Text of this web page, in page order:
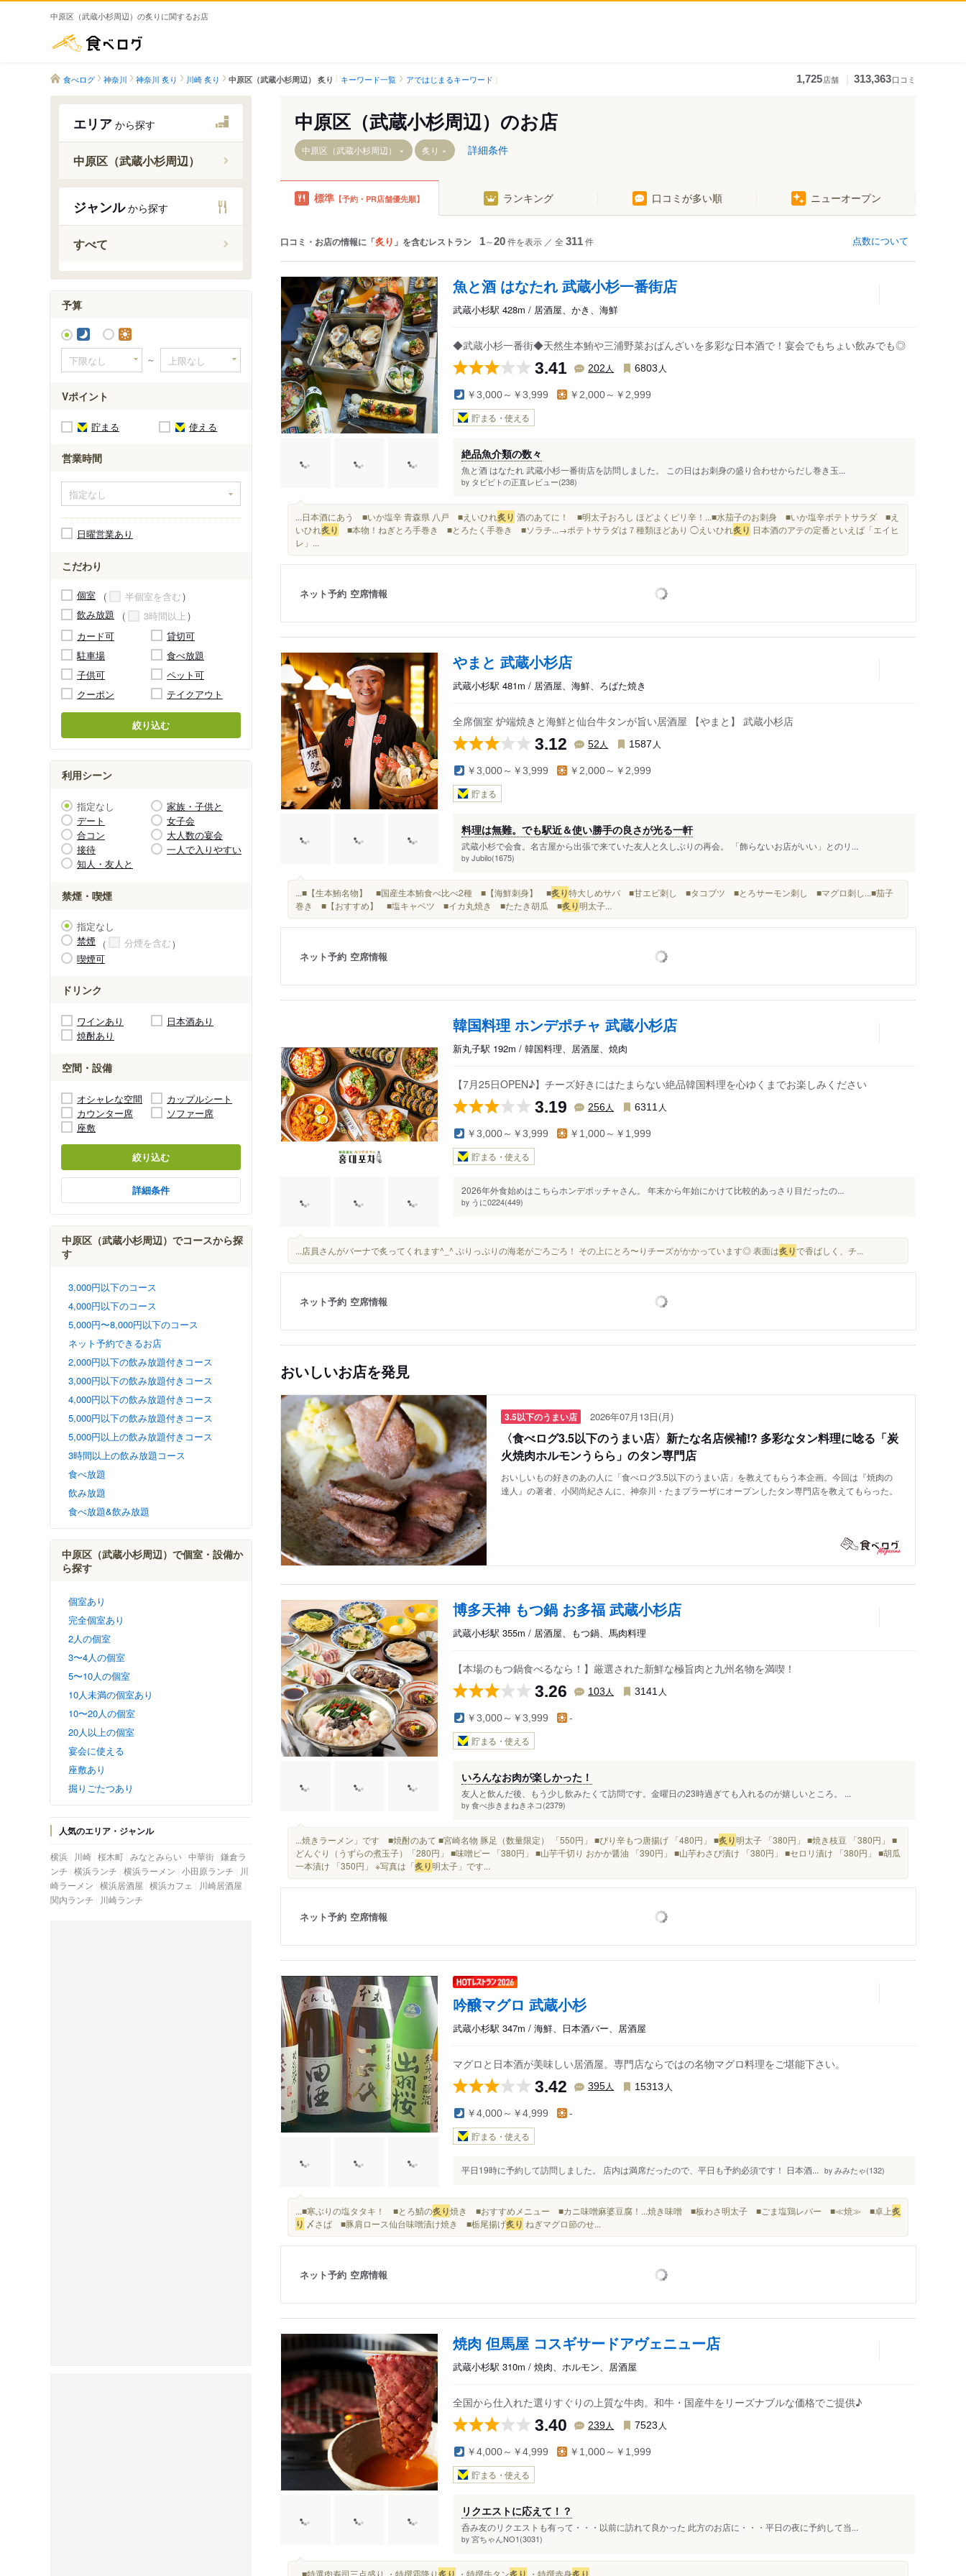
中原区（武蔵小杉周辺）の炙りに関するお店
食べログ 神奈川 神奈川 炙り 川崎 炙り 中原区（武蔵小杉周辺） 炙り キーワード一覧 アではじまるキーワード 1,725店舗 313,363口コミ
エリア から探す
中原区（武蔵小杉周辺）
新丸子駅
元住吉駅
ジャンルから探す
すべて
予算
～
Vポイント
貯まる 使える
営業時間
日曜営業あり
こだわり
個室
半個室を含む
飲み放題
3時間以上
カード可
貸切可
駐車場
食べ放題
子供可
ペット可
クーポン
テイクアウト
絞り込む
利用シーン
指定なし
家族・子供と
デート
女子会
合コン
大人数の宴会
接待
一人で入りやすい
知人・友人と
禁煙・喫煙
指定なし
禁煙
分煙を含む
喫煙可
ドリンク
ワインあり
日本酒あり
焼酎あり
空間・設備
オシャレな空間
カップルシート
カウンター席
ソファー席
座敷
絞り込む
詳細条件
中原区（武蔵小杉周辺）でコースから探
す
3,000円以下のコース
4,000円以下のコース
5,000円〜8,000円以下のコース
ネット予約できるお店
2,000円以下の飲み放題付きコース
3,000円以下の飲み放題付きコース
4,000円以下の飲み放題付きコース
5,000円以下の飲み放題付きコース
5,000円以上の飲み放題付きコース
3時間以上の飲み放題コース
食べ放題
飲み放題
食べ放題&飲み放題
中原区（武蔵小杉周辺）で個室・設備か
ら探す
個室あり
完全個室あり
2人の個室
3〜4人の個室
5〜10人の個室
10人未満の個室あり
10〜20人の個室
20人以上の個室
宴会に使える
座敷あり
掘りごたつあり
人気のエリア・ジャンル
横浜 川崎 桜木町 みなとみらい 中華街 鎌倉ラ
ンチ 横浜ランチ 横浜ラーメン 小田原ランチ
川
崎ラーメン 横浜居酒屋 横浜カフェ
川崎居酒屋
関内ランチ
川崎ランチ
中原区（武蔵小杉周辺）のお店
中原区（武蔵小杉周辺） 炙り 詳細条件
標準 【予約・PR店舗優先順】 ランキング 口コミが多い順 ニューオープン
口コミ・お店の情報に「炙り 」を含むレストラン 1～20件を表示 ／ 全 311件 点数について
魚と酒 はなたれ 武蔵小杉一番街店
武蔵小杉駅 428m / 居酒屋、かき、海鮮
◆武蔵小杉一番街◆天然生本鮪や三浦野菜おばんざいを多彩な日本酒で！宴会でもちょい飲みでも◎
3.41 202 人 6803 人
￥3,000～￥3,999 ￥2,000～￥2,999
貯まる・使える
絶品魚介類の数々
魚と酒 はなたれ 武蔵小杉一番街店を訪問しました。 この日はお刺身の盛り合わせからだし巻き玉...
by タビビトの正直レビュー(238)
...日本酒にあう ■いか塩辛 青森県 八戸 ■えいひれ炙り 酒のあてに！ ■明太子おろし ほどよくピリ辛！...■水茄子のお刺身 ■いか塩辛ポテトサラダ ■え
いひれ炙り ■本物！ねぎとろ手巻き ■とろたく手巻き ■ソラチ...→ポテトサラダは７種類ほどあり ◯えいひれ炙り 日本酒のアテの定番といえば「エイヒ
レ」...
ネット予約 空席情報
やまと 武蔵小杉店
武蔵小杉駅 481m / 居酒屋、海鮮、ろばた焼き
全席個室 炉端焼きと海鮮と仙台牛タンが旨い居酒屋 【やまと】 武蔵小杉店
3.12 52 人 1587 人
￥3,000～￥3,999 ￥2,000～￥2,999
貯まる
料理は無難。でも駅近＆使い勝手の良さが光る一軒
武蔵小杉で会食。名古屋から出張で来ていた友人と久しぶりの再会。 「飾らないお店がいい」とのリ...
by Jubilo(1675)
...■【生本鮪名物】 ■国産生本鮪食べ比べ2種 ■【海鮮刺身】 ■炙り特大しめサバ ■甘エビ刺し ■タコブツ ■とろサーモン刺し ■マグロ刺し...■茄子
巻き ■【おすすめ】 ■塩キャベツ ■イカ丸焼き ■たたき胡瓜 ■炙り明太子...
ネット予約 空席情報
韓国料理 ホンデポチャ 武蔵小杉店
新丸子駅 192m / 韓国料理、居酒屋、焼肉
【7月25日OPEN♪】チーズ好きにはたまらない絶品韓国料理を心ゆくまでお楽しみください
3.19 256人 6311 人
￥3,000～￥3,999 ￥1,000～￥1,999
貯まる・使える
2026年外食始めはこちらホンデポッチャさん。 年末から年始にかけて比較的あっさり目だったの...
by うに0224(449)
...店員さんがバーナで炙ってくれます^_^ ぷりっぷりの海老がごろごろ！ その上にとろ〜りチーズがかかっています◎ 表面は炙りで香ばしく、チ...
ネット予約 空席情報
おいしいお店を発見
3.5以下のうまい店 2026年07月13日(月)
〈食べログ3.5以下のうまい店〉新たな名店候補!? 多彩なタン料理に唸る「炭
火焼肉ホルモンうらら」のタン専門店
おいしいもの好きのあの人に「食べログ3.5以下のうまい店」を教えてもらう本企画。今回は『焼肉の
達人』の著者、小関尚紀さんに、神奈川・たまプラーザにオープンしたタン専門店を教えてもらった。
博多天神 もつ鍋 お多福 武蔵小杉店
武蔵小杉駅 355m / 居酒屋、もつ鍋、馬肉料理
【本場のもつ鍋食べるなら！】厳選された新鮮な極旨肉と九州名物を満喫！
3.26 103 人 3141 人
￥3,000～￥3,999 -
貯まる・使える
いろんなお肉が楽しかった！
友人と飲んだ後、もう少し飲みたくて訪問です。金曜日の23時過ぎても入れるのが嬉しいところ。 ...
by 食べ歩きまねきネコ(2379)
...焼きラーメン」です ■焼酎のあて ■宮崎名物 豚足（数量限定） 「550円」 ■ぴり辛もつ唐揚げ 「480円」 ■炙り明太子 「380円」 ■焼き枝豆 「380円」 ■
どんぐり（うずらの煮玉子）「280円」 ■味噌ピー 「380円」 ■山芋千切り おかか醤油 「390円」 ■山芋わさび漬け 「380円」 ■セロリ漬け 「380円」 ■胡瓜
一本漬け 「350円」 ※写真は「炙り明太子」です...
ネット予約 空席情報
吟醸マグロ 武蔵小杉
武蔵小杉駅 347m / 海鮮、日本酒バー、居酒屋
マグロと日本酒が美味しい居酒屋。専門店ならではの名物マグロ料理をご堪能下さい。
3.42 395人 15313 人
￥4,000～￥4,999 -
貯まる・使える
平日19時に予約して訪問しました。 店内は満席だったので、平日も予約必須です！ 日本酒... by みみたゃ(132)
...■寒ぶりの塩タタキ！ ■とろ鯖の炙り焼き ■おすすめメニュー ■カニ味噌麻婆豆腐！...焼き味噌 ■板わさ明太子 ■ごま塩鶏レバー ■≪焼≫ ■卓上炙
り 〆さば ■豚肩ロース仙台味噌漬け焼き ■栃尾揚げ炙り ねぎマグロ節のせ...
ネット予約 空席情報
焼肉 但馬屋 コスギサードアヴェニュー店
武蔵小杉駅 310m / 焼肉、ホルモン、居酒屋
全国から仕入れた選りすぐりの上質な牛肉。和牛・国産牛をリーズナブルな価格でご提供♪
3.40 239人 7523 人
￥4,000～￥4,999 ￥1,000～￥1,999
貯まる・使える
リクエストに応えて！？
呑み友のリクエストも有って・・・以前に訪れて良かった 此方のお店に・・・平日の夜に予約して当...
by 宮ちゃんNO1(3031)